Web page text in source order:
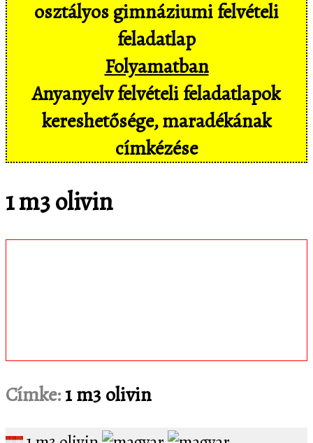
osztályos gimnáziumi felvételi
feladatlap
Folyamatban
Anyanyelv felvételi feladatlapok
kereshetősége, maradékának
címkézése
1 m3 olivin
Címke:1 m3 olivin